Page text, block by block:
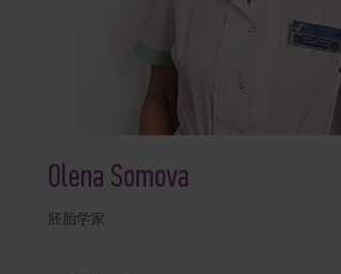
Olena Somova
胚胎学家